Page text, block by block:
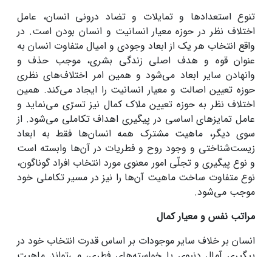
تنوع استعدادها و تمایلات و تضاد درونی انسان، عامل
اختلاف نظر در حوزه معیار انسانیت و انسان‌ بودن است. در
واقع انتخاب هر یک از ابعاد وجودی و امیال متفاوت انسان به
عنوان قوه و هدف اصلی زندگی بشری، موجب حذف و
وانهادن سایر ابعاد می‌شود و همین امر اختلاف‌های نظری
حوزه تعیین اصالت و معیار انسانیت را ایجاد می‌کند. همین
اختلاف نظر به حوزه تعیین ملاک کمال نیز تسرّی می‌نماید و
عامل تمایزهای اساسی در پیگیری اهداف تکاملی می‌شود. از
سوی دیگر، ماهیت مشترک همه انسان‌ها فقط به ابعاد
زیست‌شناختی و وجود روح و فطریات در آن‌ها وابسته است
و نوع پیگیری و تجلّی امور معنوی مورد انتخاب افراد گوناگون،
نوع متفاوت ساخت ماهیت آن‌ها را نیز در مسیر تکاملی خود
موجب می‌شود.
مراتب نفس و معیار کمال
انسان بر خلاف سایر موجودات بر اساس قدرت انتخاب خود در